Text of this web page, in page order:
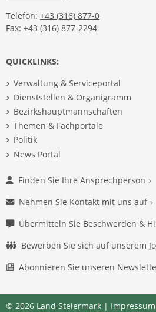
Telefon: +43 (316) 877-0
Fax: +43 (316) 877-2294
QUICKLINKS:
Verwaltung & Serviceportal
Dienststellen & Organigramm
Bezirkshauptmannschaften
Themen & Fachportale
Politik
News Portal
Finden Sie Ihre Ansprechperson
Nehmen Sie Kontakt mit uns auf
Übermitteln Sie Beschwerden &
Bewerben Sie sich auf unserem
Abonnieren Sie unseren
© 2026 Land Steiermark | Impressum